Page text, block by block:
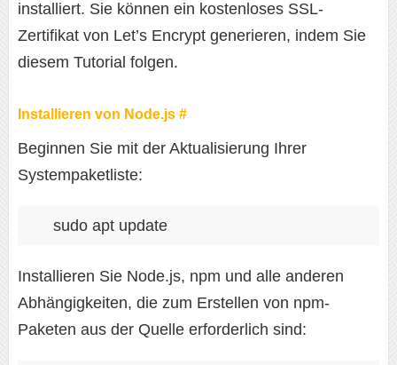
installiert. Sie können ein kostenloses SSL-
Zertifikat von Let’s Encrypt generieren, indem Sie
diesem Tutorial folgen.
Installieren von Node.js #
Beginnen Sie mit der Aktualisierung Ihrer
Systempaketliste:
sudo apt update
Installieren Sie Node.js, npm und alle anderen
Abhängigkeiten, die zum Erstellen von npm-
Paketen aus der Quelle erforderlich sind: